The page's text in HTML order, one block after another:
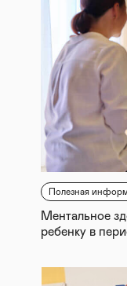
Полезная
Ментальное
ребенку в